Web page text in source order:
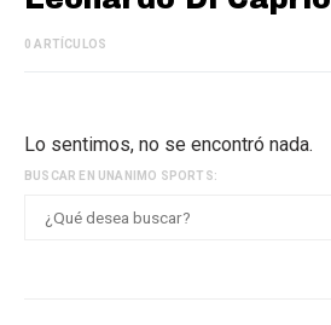
0 ARTÍCULOS
Lo sentimos, no se encontró nada.
BUSCAR EN UNANIMO SPORTS: